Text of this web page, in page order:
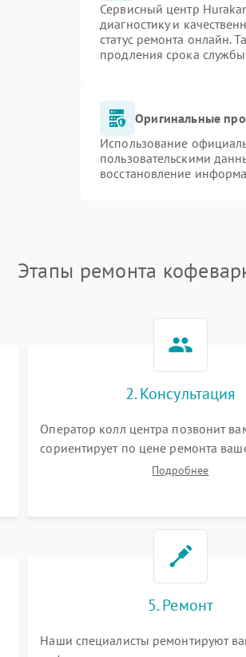
Сервисный центр
диагностику и
статус ремонта онлайн.
продления срока
Оригинальные
Использование
пользовательскими
восстановление
Этапы ремонта
2. Консультация
Оператор колл центра позвонит
сориентирует по цене ремонта
кофеварки а также ответит на все
Подробнее
5. Ремонт
Наши специалисты ремонтируют